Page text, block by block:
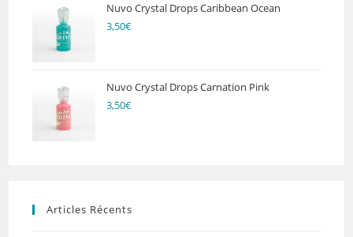
Nuvo Crystal Drops Caribbean Ocean
3,50€
Nuvo Crystal Drops Carnation Pink
3,50€
Articles Récents